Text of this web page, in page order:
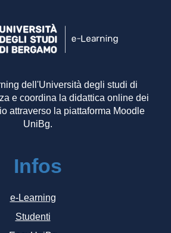
dell'Università degli studi di
e coordina la didattica online dei
attraverso la piattaforma Moodle
UniBg.
Infos
e-Learning
Studenti